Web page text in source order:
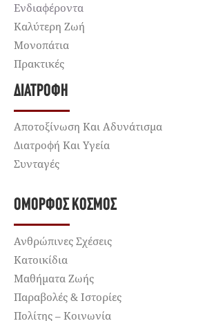
Ενδιαφέροντα
Καλύτερη Ζωή
Μονοπάτια
Πρακτικές
ΔΙΑΤΡΟΦΉ
Αποτοξίνωση Και Αδυνάτισμα
Διατροφή Και Υγεία
Συνταγές
ΌΜΟΡΦΟΣ ΚΌΣΜΟΣ
Ανθρώπινες Σχέσεις
Κατοικίδια
Μαθήματα Ζωής
Παραβολές & Ιστορίες
Πολίτης – Κοινωνία